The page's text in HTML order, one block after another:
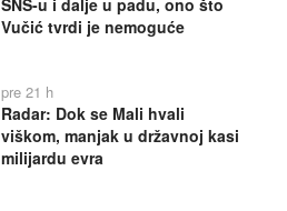
Vučić tvrdi je nemoguće
pre 21 h
Radar: Dok se Mali hvali
viškom, manjak u državnoj kasi
milijardu evra